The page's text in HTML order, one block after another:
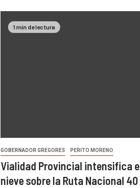
1 min de lectura
GOBERNADOR GREGORES PERITO MORENO
Vialidad Provincial intensifica
nieve sobre la Ruta Nacional